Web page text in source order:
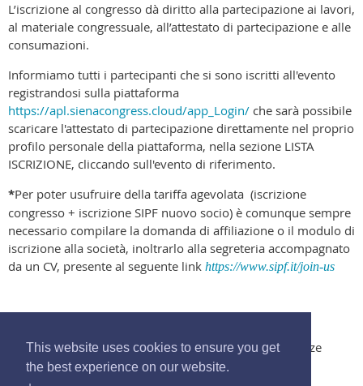
This website uses cookies to ensure you get
the best experience on our website.
L’iscrizione al congresso dà diritto alla partecipazione ai lavori,
al materiale congressuale, all’attestato di partecipazione e alle
consumazioni.
Informiamo tutti i partecipanti che si sono iscritti all'evento
registrandosi sulla piattaforma
https://apl.sienacongress.cloud/app_Login/ che sarà possibile
scaricare l'attestato di partecipazione direttamente nel proprio
profilo personale della piattaforma, nella sezione LISTA
ISCRIZIONE, cliccando sull'evento di riferimento.
*Per poter usufruire della tariffa agevolata (iscrizione
congresso + iscrizione SIPF nuovo socio) è comunque sempre
necessario compilare la domanda di affiliazione o il modulo di
iscrizione alla società, inoltrarlo alla segreteria accompagnato
da un CV, presente al seguente link https://www.sipf.it/join-us
© 2017 Società Italiana di Psicofisiologia e Neuroscienze
Cognitive. All Rights Reserved -segreteria@sipf.it